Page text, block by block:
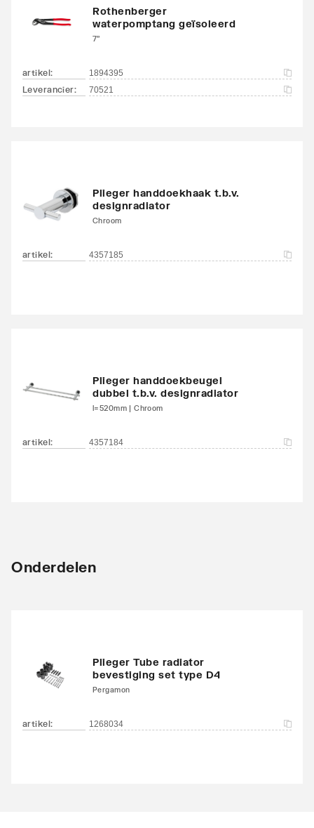
Rothenberger
waterpomptang geïsoleerd
7"
artikel: 1894395
Leverancier: 70521
Plieger handdoekhaak t.b.v.
designradiator
Chroom
artikel: 4357185
Plieger handdoekbeugel
dubbel t.b.v. designradiator
l=520mm | Chroom
artikel: 4357184
Onderdelen
Plieger Tube radiator
bevestiging set type D4
Pergamon
artikel: 1268034